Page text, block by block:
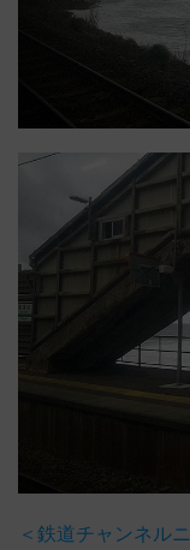
＜鉄道チャンネル